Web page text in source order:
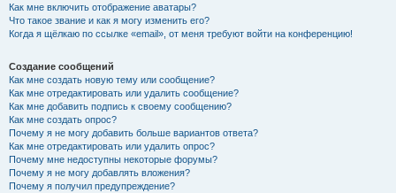
Как мне включить отображение аватары?
Что такое звание и как я могу изменить его?
Когда я щёлкаю по ссылке «email», от меня требуют войти на конференцию!
Создание сообщений
Как мне создать новую тему или сообщение?
Как мне отредактировать или удалить сообщение?
Как мне добавить подпись к своему сообщению?
Как мне создать опрос?
Почему я не могу добавить больше вариантов ответа?
Как мне отредактировать или удалить опрос?
Почему мне недоступны некоторые форумы?
Почему я не могу добавлять вложения?
Почему я получил предупреждение?